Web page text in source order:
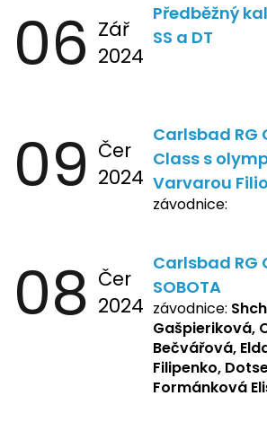
06 Zář
2024
Předběžný
SS a DT
09 Čer
2024
Carlsbad RG
Class s
Varvarou
závodnice:
08 Čer
2024
Carlsbad RG
SOBOTA
závodnice:
Gašpieriková,
Bečvářová,
Filipenko,
Formánková